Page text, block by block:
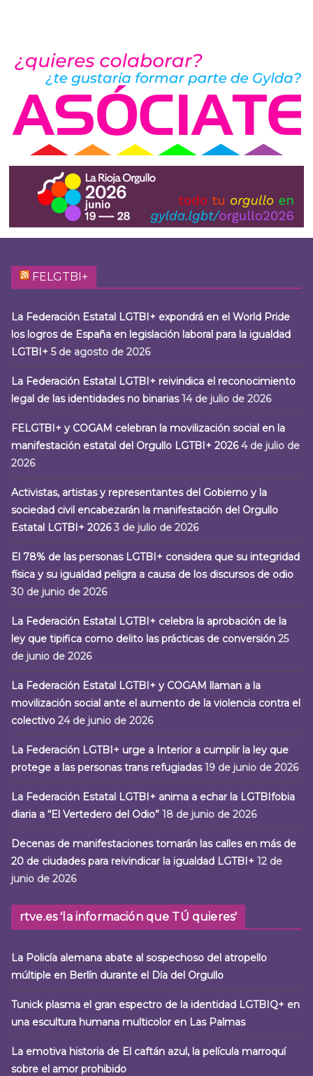
FELGTBI+
La Federación Estatal LGTBI+ expondrá en el World Pride
los logros de España en legislación laboral para la igualdad
LGTBI+ 5 de agosto de 2026
La Federación Estatal LGTBI+ reivindica el reconocimiento
legal de las identidades no binarias 14 de julio de 2026
FELGTBI+ y COGAM celebran la movilización social en la
manifestación estatal del Orgullo LGTBI+ 2026 4 de julio de
2026
Activistas, artistas y representantes del Gobierno y la
sociedad civil encabezarán la manifestación del Orgullo
Estatal LGTBI+ 2026 3 de julio de 2026
El 78% de las personas LGTBI+ considera que su integridad
física y su igualdad peligra a causa de los discursos de odio
30 de junio de 2026
La Federación Estatal LGTBI+ celebra la aprobación de la
ley que tipifica como delito las prácticas de conversión 25
de junio de 2026
La Federación Estatal LGTBI+ y COGAM llaman a la
movilización social ante el aumento de la violencia contra el
colectivo 24 de junio de 2026
La Federación LGTBI+ urge a Interior a cumplir la ley que
protege a las personas trans refugiadas 19 de junio de 2026
La Federación Estatal LGTBI+ anima a echar la LGTBIfobia
diaria a “El Vertedero del Odio” 18 de junio de 2026
Decenas de manifestaciones tomarán las calles en más de
20 de ciudades para reivindicar la igualdad LGTBI+ 12 de
junio de 2026
rtve.es 'la información que TÚ quieres'
La Policía alemana abate al sospechoso del atropello
múltiple en Berlín durante el Día del Orgullo
Tunick plasma el gran espectro de la identidad LGTBIQ+ en
una escultura humana multicolor en Las Palmas
La emotiva historia de El caftán azul, la película marroquí
sobre el amor prohibido